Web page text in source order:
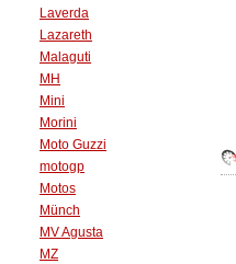
Laverda
Lazareth
Malaguti
MH
Mini
Morini
Moto Guzzi
motogp
Motos
Münch
MV Agusta
MZ